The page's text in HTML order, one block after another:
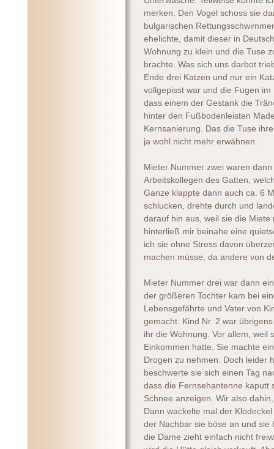
merken. Den Vogel schoss sie
bulgarischen
ehelichte, damit dieser in
Wohnung zu klein und die Tuse
brachte. Was sich uns darbot
Ende drei Katzen und nur ein
vollgepisst war und die Fugen
dass einem der Gestank die
hinter den Fußbodenleisten
Kernsanierung. Das die Tuse
ja wohl nicht mehr erwähnen.
Mieter Nummer zwei waren
Arbeitskollegen des Gatten,
Ganze klappte dann auch ca. 6
schlucken, drehte durch und
darauf hin aus, weil sie die
hinterließ mir beinahe eine
ich sie ohne Stress davon
machen müsse, da andere von
Mieter Nummer drei war dann
der größeren Tochter kam bei
Lebensgefährte und Vater von
gemacht. Kind Nr. 2 war
ihr die Wohnung. Vor allem, weil
Einkommen hatte. Sie machte
Drogen zu nehmen. Doch leider
beschwerte sie sich einen Tag
dass die Fernsehantenne kaputt
Schnee anzeigen. Wir also
Dann wackelte mal der
der Nachbar sie böse an und sie
die Dame zieht einfach nicht